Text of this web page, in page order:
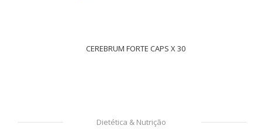
Dietética & Nutrição